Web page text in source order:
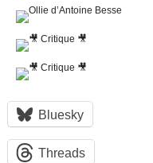
Bluesky
Threads